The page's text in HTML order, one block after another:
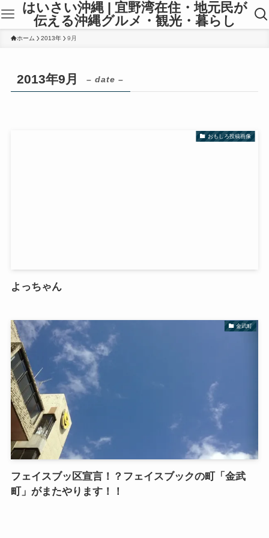
はいさい沖縄 | 宜野湾在住・地元民が
伝える沖縄グルメ・観光・暮らし
ホーム 2013年 9月
2013年9月 – date –
おもしろ投稿画像
よっちゃん
金武町
フェイスブッ区宣言！？フェイスブックの町「金武
町」がまたやります！！